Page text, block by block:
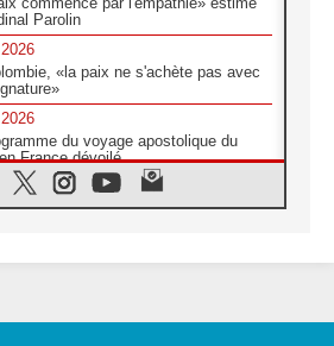
Parolin
«la paix ne s'achète pas avec
du voyage apostolique du
France dévoilé
continentale sur l'éducation